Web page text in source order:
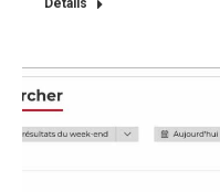
Détails